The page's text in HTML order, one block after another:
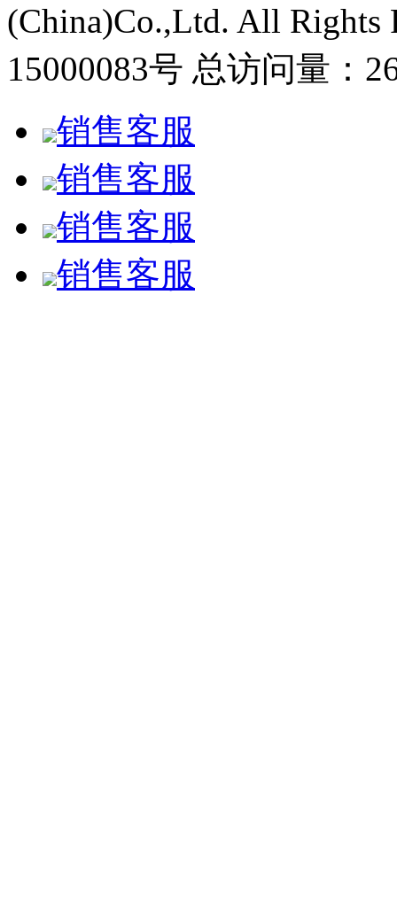
(China)Co.,Ltd. All Rights
15000083号 总访问量：
销售客服
销售客服
销售客服
销售客服